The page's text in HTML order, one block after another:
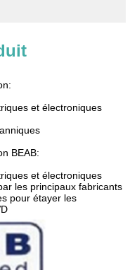
et électroniques
BEAB:
et électroniques
les principaux fabricants
pour étayer les